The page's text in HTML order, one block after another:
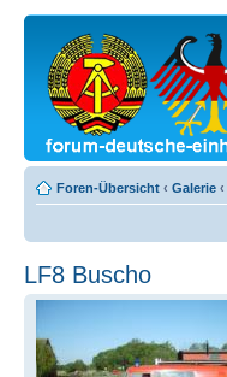
Foren-Übersicht ‹ Galerie ‹
LF8 Buscho